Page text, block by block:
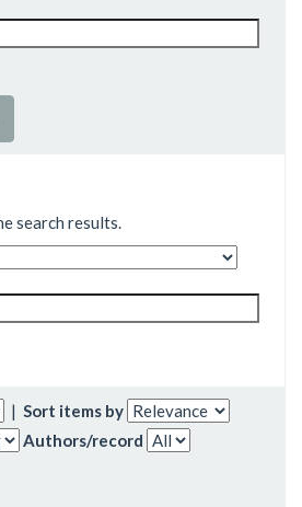
search results.
| Sort items by
Authors/record